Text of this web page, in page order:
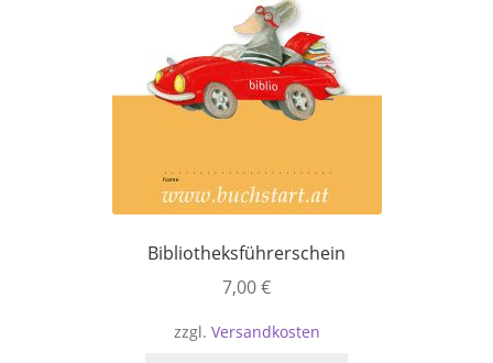
Bibliotheksführerschein
7,00€
zzgl. Versandkosten